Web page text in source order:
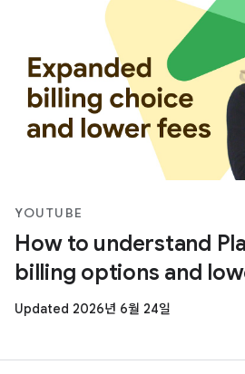
YOUTUBE
How to understand
billing options and
Updated 2026년 6월 24일